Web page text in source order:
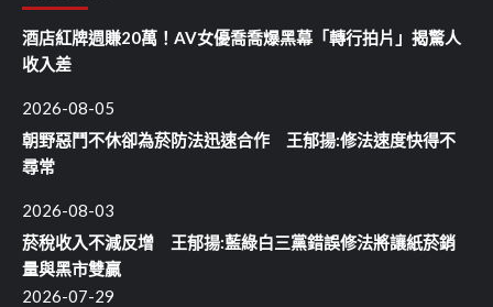
酒店紅牌週賺20萬！AV女優喬喬爆黑幕「轉行拍片」揭驚人
收入差
2026-08-05
朝野惡鬥不休卻為菸防法迅速合作 王郁揚:修法速度快得不
尋常
2026-08-03
菸稅收入不減反增 王郁揚:藍綠白三黨錯誤修法將讓紙菸銷
量與黑市雙贏
2026-07-29